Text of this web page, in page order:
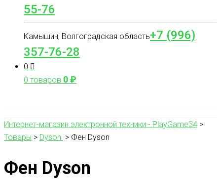
55-76
Камышин, Волгоградская область+7 (996)
357-76-28
0
0 товаров 0₽
Интернет-магазин электронной техники - PlayGame34 >
Товары > Dyson > Фен Dyson
Фен Dyson